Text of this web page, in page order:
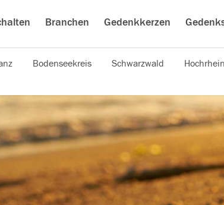
Branchen Gedenkkerzen
Bodenseekreis Schwarzwald Hochrhein